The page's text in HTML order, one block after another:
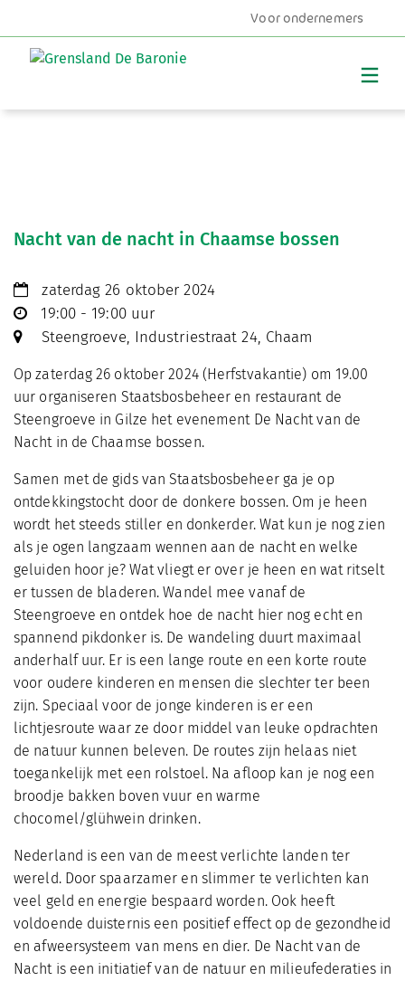
Voor ondernemers
Nacht van de nacht in Chaamse bossen
zaterdag 26 oktober 2024
19:00 - 19:00 uur
Steengroeve, Industriestraat 24, Chaam
Op zaterdag 26 oktober 2024 (Herfstvakantie) om 19.00
uur organiseren Staatsbosbeheer en restaurant de
Steengroeve in Gilze het evenement De Nacht van de
Nacht in de Chaamse bossen.
Samen met de gids van Staatsbosbeheer ga je op
ontdekkingstocht door de donkere bossen. Om je heen
wordt het steeds stiller en donkerder. Wat kun je nog zien
als je ogen langzaam wennen aan de nacht en welke
geluiden hoor je? Wat vliegt er over je heen en wat ritselt
er tussen de bladeren. Wandel mee vanaf de
Steengroeve en ontdek hoe de nacht hier nog echt en
spannend pikdonker is. De wandeling duurt maximaal
anderhalf uur. Er is een lange route en een korte route
voor oudere kinderen en mensen die slechter ter been
zijn. Speciaal voor de jonge kinderen is er een
lichtjesroute waar ze door middel van leuke opdrachten
de natuur kunnen beleven. De routes zijn helaas niet
toegankelijk met een rolstoel. Na afloop kan je nog een
broodje bakken boven vuur en warme
chocomel/glühwein drinken.
Nederland is een van de meest verlichte landen ter
wereld. Door spaarzamer en slimmer te verlichten kan
veel geld en energie bespaard worden. Ook heeft
voldoende duisternis een positief effect op de gezondheid
en afweersysteem van mens en dier. De Nacht van de
Nacht is een initiatief van de natuur en milieufederaties in